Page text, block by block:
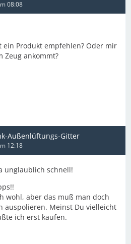
08:08
Produkt empfehlen? Oder mir
Zeug ankommt?
Außenlüftungs-Gitter
12:18
unglaublich schnell!
wohl, aber das muß man doch
auspolieren. Meinst Du vielleicht
ich erst kaufen.